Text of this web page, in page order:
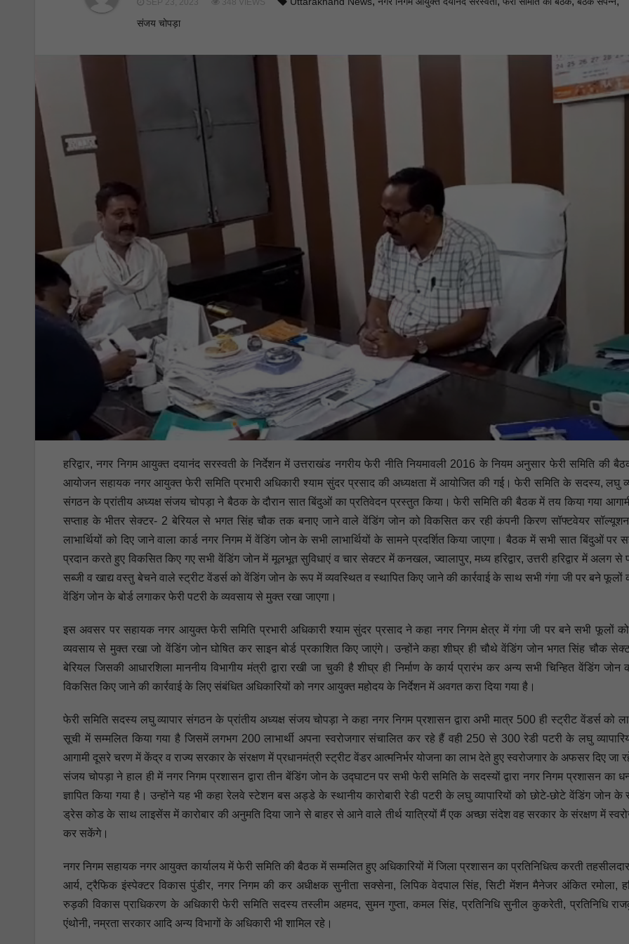
संजय चोपड़ा
हरिद्वार, नगर निगम आयुक्त दयानंद सरस्वती के निर्देशन में उत्तराखंड नगरीय फेरी नीति नियमावली 2016 के नियम अनुसार फेरी समिति की
आयोजन सहायक नगर आयुक्त फेरी समिति प्रभारी अधिकारी श्याम सुंदर प्रसाद की अध्यक्षता में आयोजित की गई। फेरी समिति के सदस्य, लघु
संगठन के प्रांतीय अध्यक्ष संजय चोपड़ा ने बैठक के दौरान सात बिंदुओं का प्रतिवेदन प्रस्तुत किया। फेरी समिति की बैठक में तय किया गया
सप्ताह के भीतर सेक्टर- 2 बेरियल से भगत सिंह चौक तक बनाए जाने वाले वेंडिंग जोन को विकसित कर रही कंपनी किरण सॉफ्टवेयर सॉल्यूशन
लाभार्थियों को दिए जाने वाला कार्ड नगर निगम में वेंडिंग जोन के सभी लाभार्थियों के सामने प्रदर्शित किया जाएगा। बैठक में सभी सात बिंदुओं पर
प्रदान करते हुए विकसित किए गए सभी वेंडिंग जोन में मूलभूत सुविधाएं व चार सेक्टर में कनखल, ज्वालापुर, मध्य हरिद्वार, उत्तरी हरिद्वार में अलग
सब्जी व खाद्य वस्तु बेचने वाले स्ट्रीट वेंडर्स को वेंडिंग जोन के रूप में व्यवस्थित व स्थापित किए जाने की कार्रवाई के साथ सभी गंगा जी पर बने फूलों
वेंडिंग जोन के बोर्ड लगाकर फेरी पटरी के व्यवसाय से मुक्त रखा जाएगा।
इस अवसर पर सहायक नगर आयुक्त फेरी समिति प्रभारी अधिकारी श्याम सुंदर प्रसाद ने कहा नगर निगम क्षेत्र में गंगा जी पर बने सभी फूलों
व्यवसाय से मुक्त रखा जो वेंडिंग जोन घोषित कर साइन बोर्ड प्रकाशित किए जाएंगे। उन्होंने कहा शीघ्र ही चौथे वेंडिंग जोन भगत सिंह चौक
बेरियल जिसकी आधारशिला माननीय विभागीय मंत्री द्वारा रखी जा चुकी है शीघ्र ही निर्माण के कार्य प्रारंभ कर अन्य सभी चिन्हित वेंडिंग जोन
विकसित किए जाने की कार्रवाई के लिए संबंधित अधिकारियों को नगर आयुक्त महोदय के निर्देशन में अवगत करा दिया गया है।
फेरी समिति सदस्य लघु व्यापार संगठन के प्रांतीय अध्यक्ष संजय चोपड़ा ने कहा नगर निगम प्रशासन द्वारा अभी मात्र 500 ही स्ट्रीट वेंडर्स को
सूची में सम्मलित किया गया है जिसमें लगभग 200 लाभार्थी अपना स्वरोजगार संचालित कर रहे हैं वही 250 से 300 रेडी पटरी के लघु
आगामी दूसरे चरण में केंद्र व राज्य सरकार के संरक्षण में प्रधानमंत्री स्ट्रीट वेंडर आत्मनिर्भर योजना का लाभ देते हुए स्वरोजगार के अफसर दिए जा
संजय चोपड़ा ने हाल ही में नगर निगम प्रशासन द्वारा तीन बेंडिंग जोन के उद्घाटन पर सभी फेरी समिति के सदस्यों द्वारा नगर निगम प्रशासन का
ज्ञापित किया गया है। उन्होंने यह भी कहा रेलवे स्टेशन बस अड्डे के स्थानीय कारोबारी रेडी पटरी के लघु व्यापारियों को छोटे-छोटे वेंडिंग जोन के
ड्रेस कोड के साथ लाइसेंस में कारोबार की अनुमति दिया जाने से बाहर से आने वाले तीर्थ यात्रियों मैं एक अच्छा संदेश वह सरकार के संरक्षण में
कर सकेंगे।
नगर निगम सहायक नगर आयुक्त कार्यालय में फेरी समिति की बैठक में सम्मलित हुए अधिकारियों में जिला प्रशासन का प्रतिनिधित्व करती
आर्य, ट्रैफिक इंस्पेक्टर विकास पुंडीर, नगर निगम की कर अधीक्षक सुनीता सक्सेना, लिपिक वेदपाल सिंह, सिटी मेंशन मैनेजर अंकित रमोला,
रुड़की विकास प्राधिकरण के अधिकारी फेरी समिति सदस्य तस्लीम अहमद, सुमन गुप्ता, कमल सिंह, प्रतिनिधि सुनील कुकरेती, प्रतिनिधि
एंथोनी, नम्रता सरकार आदि अन्य विभागों के अधिकारी भी शामिल रहे।